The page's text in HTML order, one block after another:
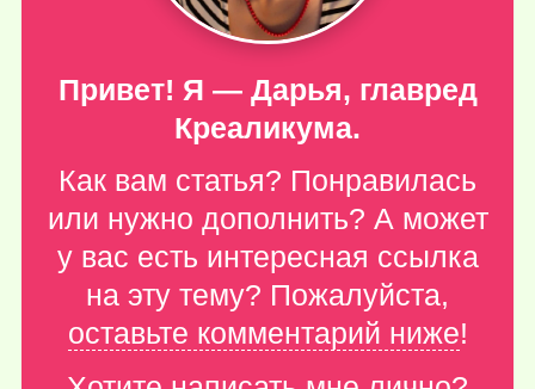
Привет! Я — Дарья, главред
Креаликума.
Как вам статья? Понравилась
или нужно дополнить? А может
у вас есть интересная ссылка
на эту тему? Пожалуйста,
оставьте комментарий ниже!